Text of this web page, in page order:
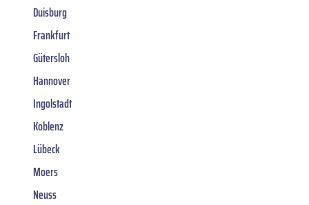
Duisburg
Frankfurt
Gütersloh
Hannover
Ingolstadt
Koblenz
Lübeck
Moers
Neuss